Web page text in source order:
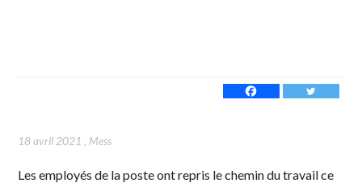
18 avril 2021 , Mess
Les employés de la poste ont repris le chemin du travail ce